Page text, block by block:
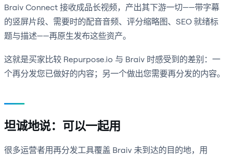
Braiv Connect 接收成品长视频，产出其下游一切——带字幕
的竖屏片段、需要时的配音音频、评分缩略图、SEO 就绪标
题与描述——再原生发布这些资产。
这就是买家比较 Repurpose.io 与 Braiv 时感受到的差别：一
个再分发您已做好的内容；另一个做出您需要再分发的内容。
坦诚地说：可以一起用
很多运营者用再分发工具覆盖 Braiv 未到达的目的地，用